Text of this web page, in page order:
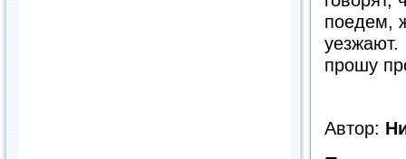
поедем,
уезжают.
прошу
Автор: